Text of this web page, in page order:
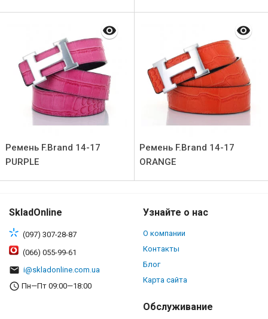
Ремень F.Brand 14-17
PURPLE
Ремень F.Brand 14-17
ORANGE
SkladOnline
(097) 307-28-87
(066) 055-99-61
i@skladonline.com.ua
Пн—Пт 09:00—18:00
Узнайте о нас
О компании
Контакты
Блог
Карта сайта
Обслуживание